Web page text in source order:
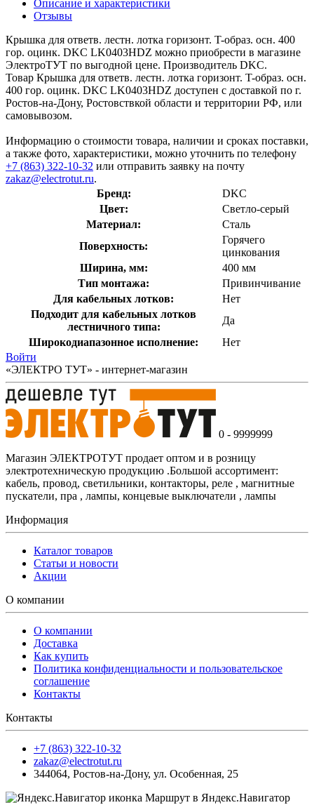
Описание и характеристики
Отзывы
Крышка для ответв. лестн. лотка горизонт. T-образ. осн. 400
гор. оцинк. DKC LK0403HDZ можно приобрести в магазине
ЭлектроТУТ по выгодной цене. Производитель DKC.
Товар Крышка для ответв. лестн. лотка горизонт. T-образ. осн.
400 гор. оцинк. DKC LK0403HDZ доступен с доставкой по г.
Ростов-на-Дону, Ростовствкой области и территории РФ, или
самовывозом.
Информацию о стоимости товара, наличии и сроках поставки,
а также фото, характеристики, можно уточнить по телефону
+7 (863) 322-10-32 или отправить заявку на почту
zakaz@electrotut.ru.
Бренд:
DKC
Цвет:
Светло-серый
Материал:
Сталь
Поверхность:
Горячего
цинкования
Ширина, мм:
400 мм
Тип монтажа:
Привинчивание
Для кабельных лотков:
Нет
Подходит для кабельных лотков
лестничного типа:
Да
Широкодиапазонное исполнение:
Нет
Войти
«ЭЛЕКТРО ТУТ» - интернет-магазин
0 - 9999999
Магазин ЭЛЕКТРОТУТ продает оптом и в розницу
электротехническую продукцию .Большой ассортимент:
кабель, провод, светильники, контакторы, реле , магнитные
пускатели, пра , лампы, концевые выключатели , лампы
Информация
Каталог товаров
Статьи и новости
Акции
О компании
О компании
Доставка
Как купить
Политика конфиденциальности и пользовательское
соглашение
Контакты
Контакты
+7 (863) 322-10-32
zakaz@electrotut.ru
344064, Ростов-на-Дону, ул. Особенная, 25
Маршрут в Яндекс.Навигатор